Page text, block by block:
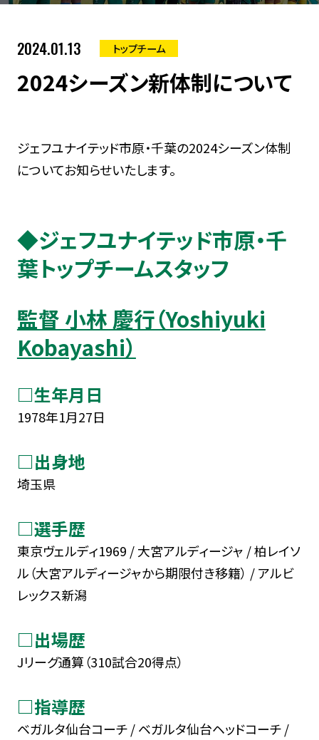
2024.01.13 トップチーム
2024シーズン新体制について
ジェフユナイテッド市原・千葉の2024シーズン体制
についてお知らせいたします。
◆ジェフユナイテッド市原・千
葉トップチームスタッフ
監督 小林 慶行（Yoshiyuki
Kobayashi）
□生年月日
1978年1月27日
□出身地
埼玉県
□選手歴
東京ヴェルディ1969 / 大宮アルディージャ / 柏レイソ
ル（大宮アルディージャから期限付き移籍） / アルビ
レックス新潟
□出場歴
Jリーグ通算（310試合20得点）
□指導歴
ベガルタ仙台コーチ / ベガルタ仙台ヘッドコーチ /